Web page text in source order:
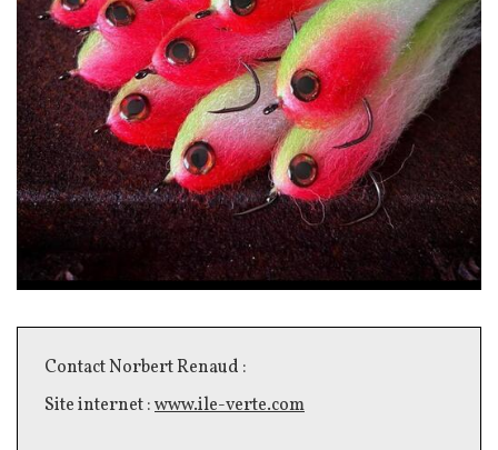
Texte
Contact Norbert Renaud :
Site internet :www.ile-verte.com